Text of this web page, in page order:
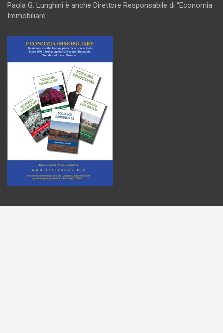
Paola G. Lunghini è anche Direttore Responsabile di “Economia
Immobiliare